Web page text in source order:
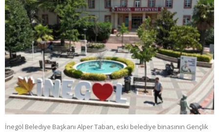
İnegöl Belediye Başkanı Alper Taban, eski belediye binasının Gençlik